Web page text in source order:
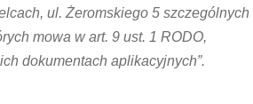
ul. Żeromskiego 5 szczególnych
mowa w art. 9 ust. 1 RODO,
dokumentach aplikacyjnych”.